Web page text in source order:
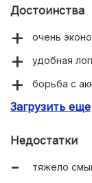
Достоинства
очень
удобная
борьба с
убирает
Загрузить еще
Недостатки
тяжело